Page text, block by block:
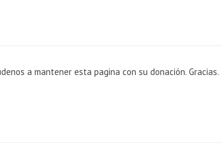
a mantener esta pagina con su donación. Gracias.